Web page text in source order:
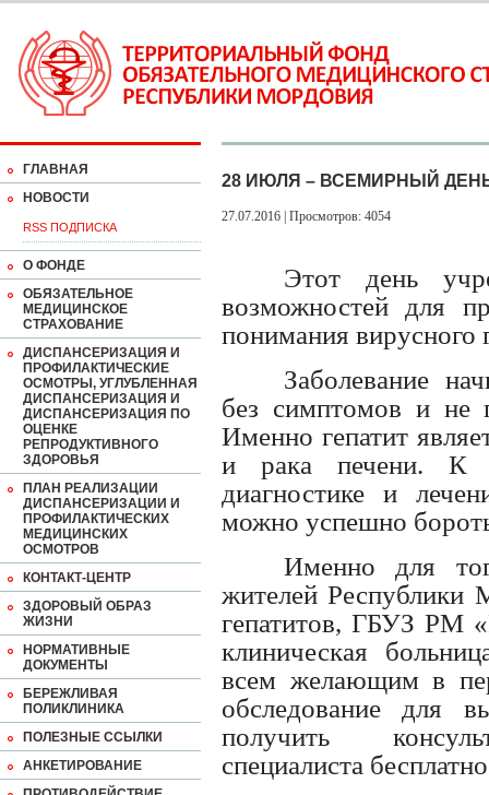
ГЛАВНАЯ
НОВОСТИ
RSS ПОДПИСКА
О ФОНДЕ
ОБЯЗАТЕЛЬНОЕ
МЕДИЦИНСКОЕ
СТРАХОВАНИЕ
ДИСПАНСЕРИЗАЦИЯ И
ПРОФИЛАКТИЧЕСКИЕ
ОСМОТРЫ, УГЛУБЛЕННАЯ
ДИСПАНСЕРИЗАЦИЯ И
ДИСПАНСЕРИЗАЦИЯ ПО
ОЦЕНКЕ
РЕПРОДУКТИВНОГО
ЗДОРОВЬЯ
ПЛАН РЕАЛИЗАЦИИ
ДИСПАНСЕРИЗАЦИИ И
ПРОФИЛАКТИЧЕСКИХ
МЕДИЦИНСКИХ
ОСМОТРОВ
КОНТАКТ-ЦЕНТР
ЗДОРОВЫЙ ОБРАЗ
ЖИЗНИ
НОРМАТИВНЫЕ
ДОКУМЕНТЫ
БЕРЕЖЛИВАЯ
ПОЛИКЛИНИКА
ПОЛЕЗНЫЕ ССЫЛКИ
АНКЕТИРОВАНИЕ
28 ИЮЛЯ – ВСЕМИРНЫЙ
27.07.2016 | Просмотров: 4054
Этот день
возможностей для
понимания вирусного
Заболевание
без симптомов и не
Именно гепатит
и рака печени. К
диагностике и
можно успешно
Именно для
жителей Республики
гепатитов, ГБУЗ РМ
клиническая
всем желающим в
обследование для
получить
специалиста